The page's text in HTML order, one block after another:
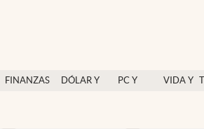
FINANZAS
DÓLAR Y
PC Y
VIDA Y